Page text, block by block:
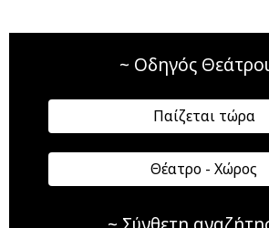
~ Οδηγός
Παίζεται τώρα
Θέατρο - Χώρος